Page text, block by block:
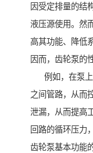
因受定排量的结
液压源使用。然
高其功能、降低
因而，齿轮泵的
例如，在泵上
之间管路，从而
泄漏，从而提高
回路的循环压力
齿轮泵基本功能